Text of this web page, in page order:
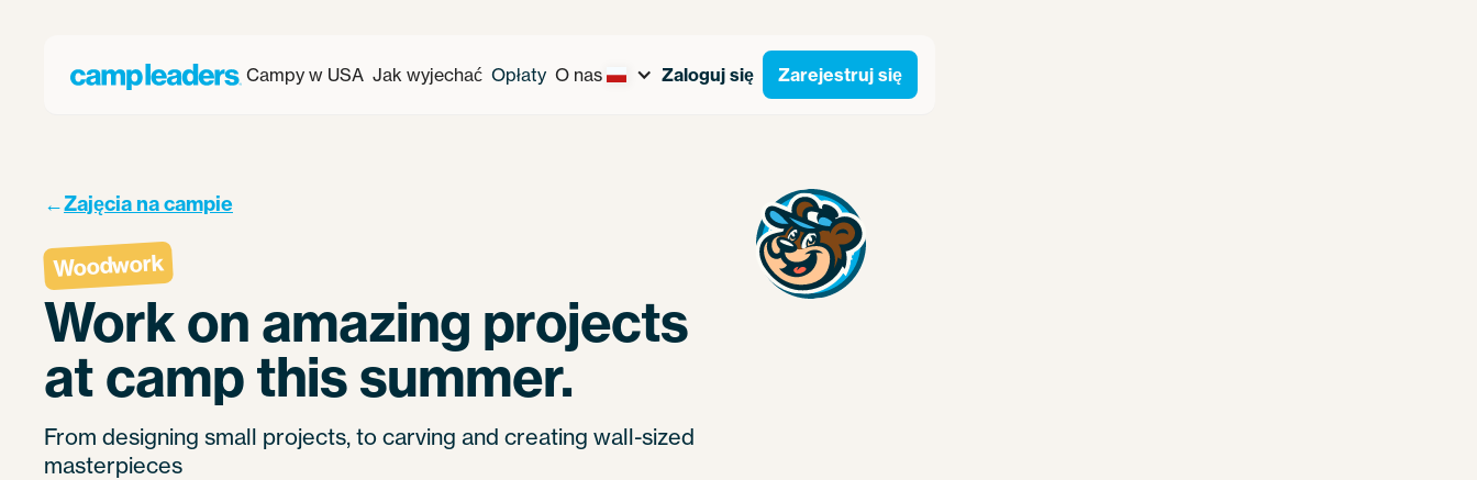
Campy w USA Jak wyjechać Opłaty O nas Zaloguj się Zarejestruj się
←Zajęcia na campie
Woodwork
Work on amazing projects
at camp this summer.
From designing small projects, to carving and creating wall-sized
masterpieces